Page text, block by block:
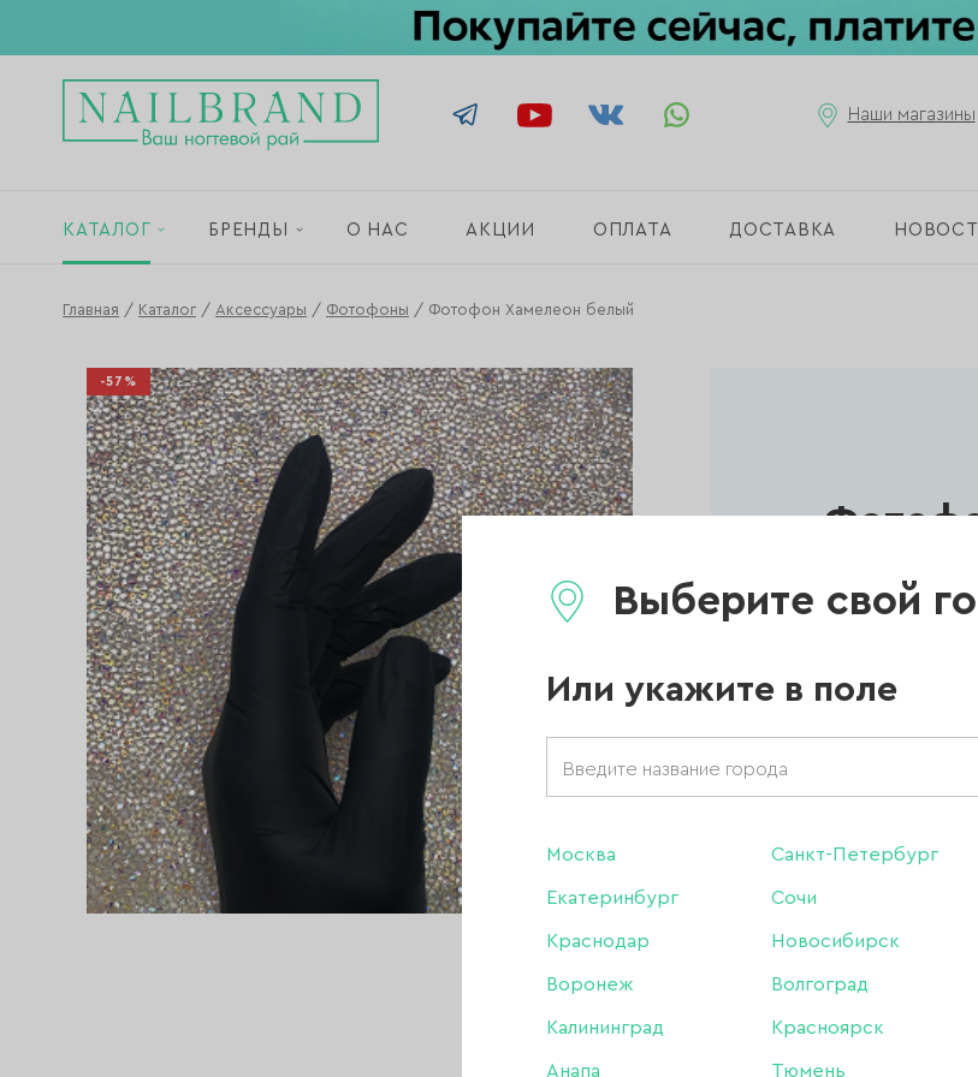
Выберите свой
Или укажите в поле
Москва Санкт-Петербург
Екатеринбург Сочи
Краснодар Новосибирск
Воронеж Волгоград
Калининград Красноярск
Анапа Тюмень
Наши магазины
КАТАЛОГ БРЕНДЫ О НАС АКЦИИ ОПЛАТА ДОСТАВКА
Главная / Каталог / Аксессуары / Фотофоны / Фотофон Хамелеон белый
-57%
Бренд:No name
255 ₽
Фотофон